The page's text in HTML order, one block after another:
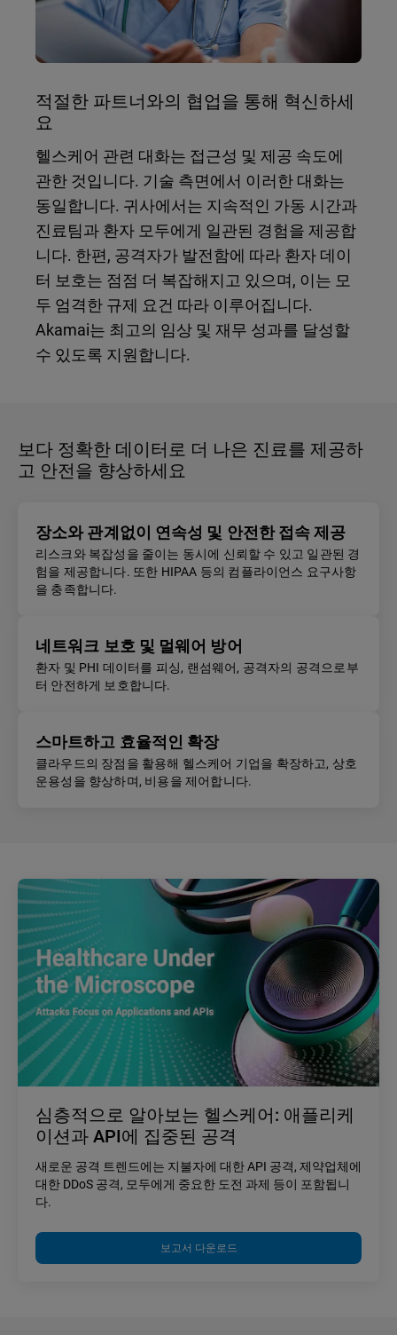
적절한 파트너와의 협업을 통해 혁신하세
요
헬스케어 관련 대화는 접근성 및 제공 속도에
관한 것입니다. 기술 측면에서 이러한 대화는
동일합니다. 귀사에서는 지속적인 가동 시간과
진료팀과 환자 모두에게 일관된 경험을 제공합
니다. 한편, 공격자가 발전함에 따라 환자 데이
터 보호는 점점 더 복잡해지고 있으며, 이는 모
두 엄격한 규제 요건 따라 이루어집니다.
Akamai는 최고의 임상 및 재무 성과를 달성할
수 있도록 지원합니다.
보다 정확한 데이터로 더 나은 진료를 제공하
고 안전을 향상하세요
장소와 관계없이 연속성 및 안전한 접속 제공
리스크와 복잡성을 줄이는 동시에 신뢰할 수 있고 일관된 경
험을 제공합니다. 또한 HIPAA 등의 컴플라이언스 요구사항
을 충족합니다.
네트워크 보호 및 멀웨어 방어
환자 및 PHI 데이터를 피싱, 랜섬웨어, 공격자의 공격으로부
터 안전하게 보호합니다.
스마트하고 효율적인 확장
클라우드의 장점을 활용해 헬스케어 기업을 확장하고, 상호
운용성을 향상하며, 비용을 제어합니다.
심층적으로 알아보는 헬스케어: 애플리케
이션과 API에 집중된 공격
새로운 공격 트렌드에는 지불자에 대한 API 공격, 제약업체에
대한 DDoS 공격, 모두에게 중요한 도전 과제 등이 포함됩니
다.
보고서 다운로드